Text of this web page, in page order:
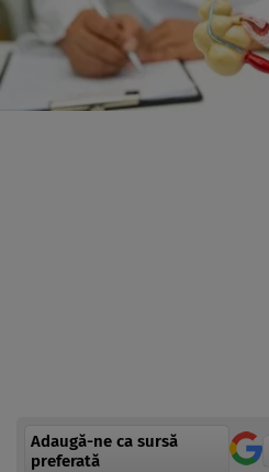
Adaugă-ne ca sursă
preferată